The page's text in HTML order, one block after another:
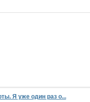
Я уже один раз о...